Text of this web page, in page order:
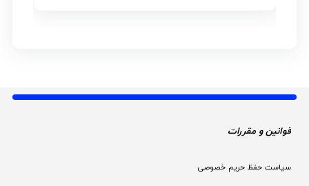
قوانین و مقررات
سیاست حفظ حریم خصوصی